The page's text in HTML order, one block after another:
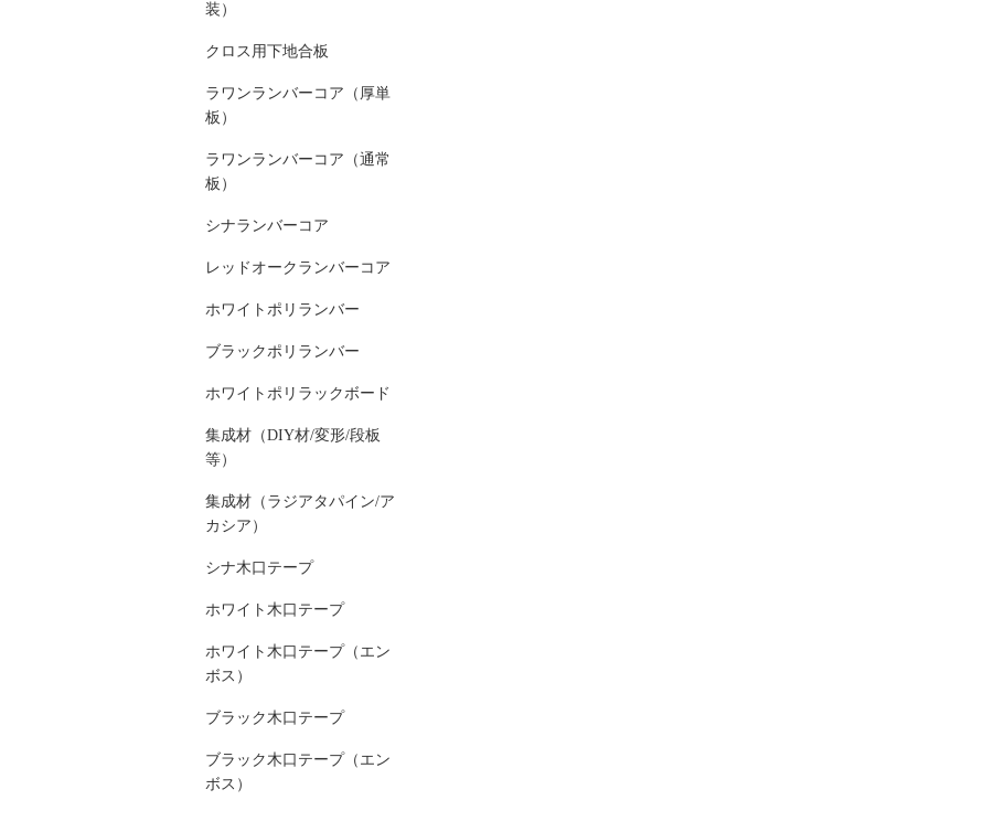
装）
クロス用下地合板
ラワンランバーコア（厚単
板）
ラワンランバーコア（通常
板）
シナランバーコア
レッドオークランバーコア
ホワイトポリランバー
ブラックポリランバー
ホワイトポリラックボード
集成材（DIY材/変形/段板
等）
集成材（ラジアタパイン/ア
カシア）
シナ木口テープ
ホワイト木口テープ
ホワイト木口テープ（エン
ボス）
ブラック木口テープ
ブラック木口テープ（エン
ボス）